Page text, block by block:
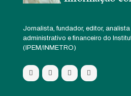
Jornalista, fundador, editor,
administrativo e financeiro do
(IPEM/INMETRO)